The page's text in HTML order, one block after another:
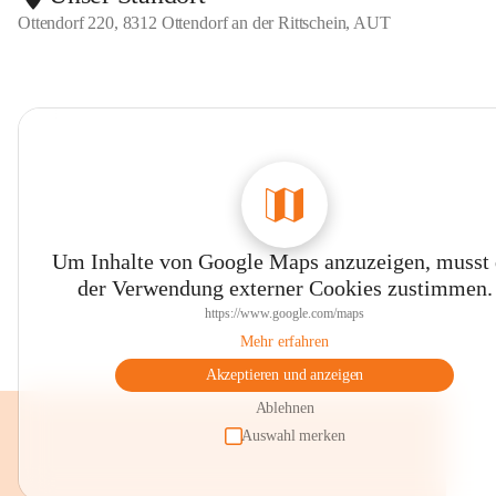
Ottendorf 220, 8312 Ottendorf an der Rittschein, AUT
Um Inhalte von Google Maps anzuzeigen, musst
der Verwendung externer Cookies zustimmen.
https://www.google.com/maps
Mehr erfahren
Akzeptieren und anzeigen
Ablehnen
Auswahl merken